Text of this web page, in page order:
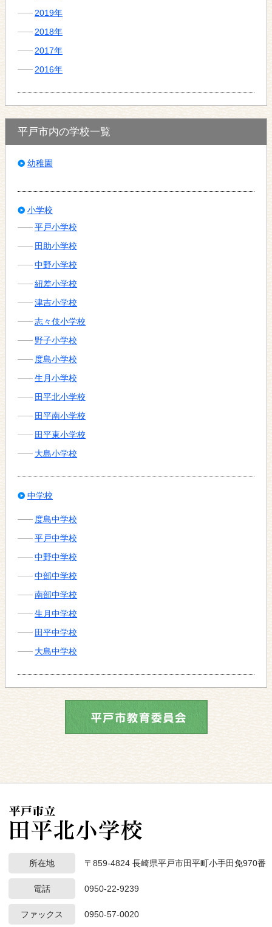
2019年
2018年
2017年
2016年
平戸市内の学校一覧
幼稚園
小学校
平戸小学校
田助小学校
中野小学校
紐差小学校
津吉小学校
志々伎小学校
野子小学校
度島小学校
生月小学校
田平北小学校
田平南小学校
田平東小学校
大島小学校
中学校
度島中学校
平戸中学校
中野中学校
中部中学校
南部中学校
生月中学校
田平中学校
大島中学校
所在地 〒859-4824 長崎県平戸市田平町小手田免970番
電話 0950-22-9239
ファックス 0950-57-0020